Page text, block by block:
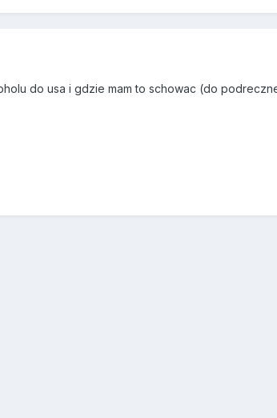
do usa i gdzie mam to schowac (do